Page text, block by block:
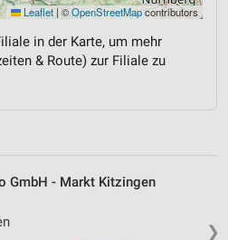
Leaflet|©OpenStreetMapcontributors
in der Karte, um mehr
& Route) zur Filiale zu
❯
GmbH - Markt Kitzingen